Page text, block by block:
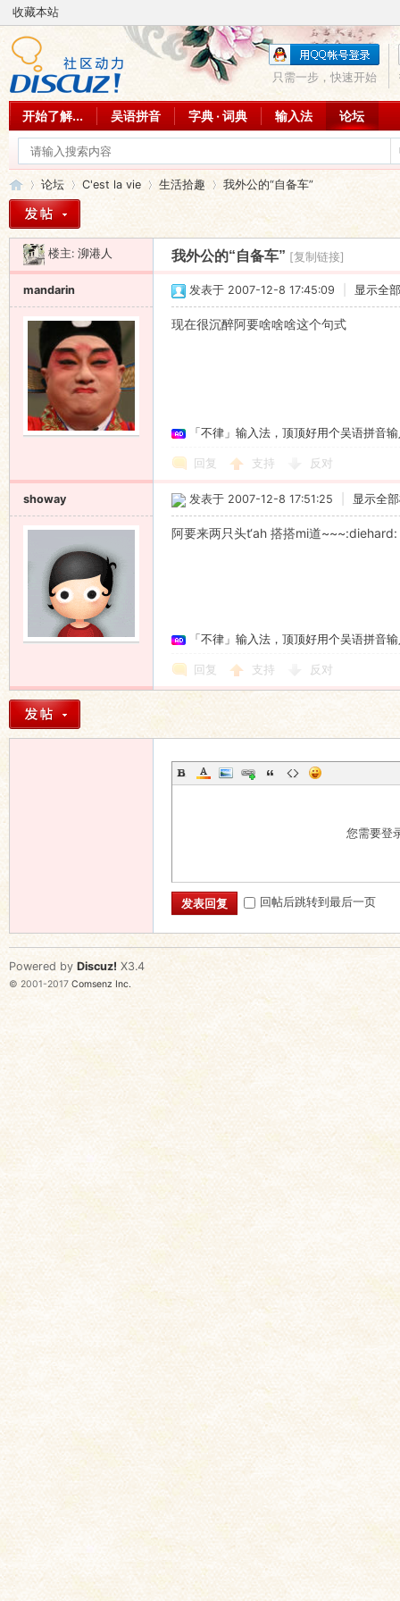
收藏本站
只需一步，快速开始
开始了解... 吴语拼音 字典 · 词典 输入法 论坛
»
论坛
›
C'est la vie 生活拾趣
›
我外公的“自备车”
楼主: 泖港人 我外公的“自备车” [复制链接]
mandarin 发表于 2007-12-8 17:45:09 显示全
现在很沉醉阿要啥啥啥这个句式
「不律」输入法，顶顶好用个吴语拼音
回复 支持 反对
showay 发表于 2007-12-8 17:51:25 显示全
阿要来两只头t‘ah 搭搭mi道~~~:diehard:
「不律」输入法，顶顶好用个吴语拼音
回复 支持 反对
您需要登
发表回复 回帖后跳转到最后一页
Powered by Discuz! X3.4
© 2001-2017 Comsenz Inc.